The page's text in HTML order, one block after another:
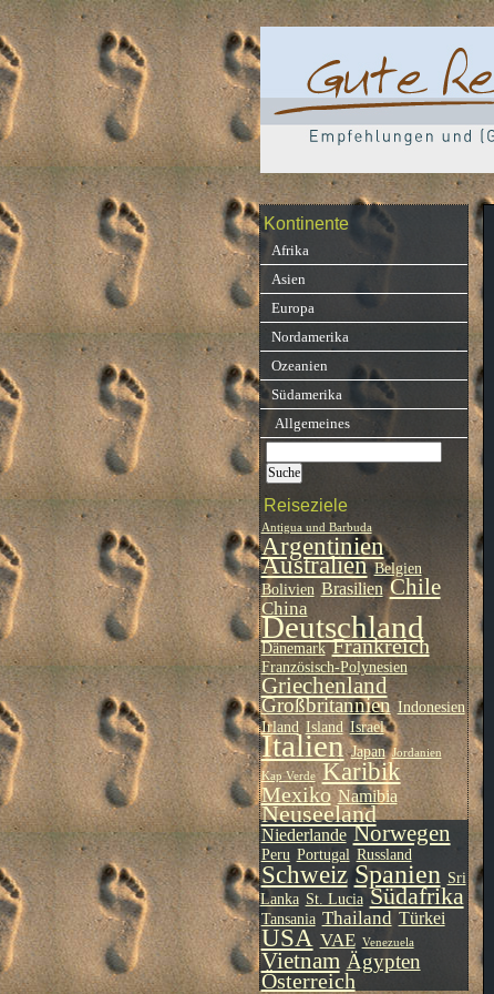
Kontinente
Afrika
Asien
Europa
Nordamerika
Ozeanien
Südamerika
Allgemeines
Reiseziele
Antigua und Barbuda
Argentinien
Australien Belgien
Bolivien Brasilien Chile
China
Deutschland
Dänemark Frankreich
Französisch-Polynesien
Griechenland
Großbritannien Indonesien
Irland Island Israel
Italien Japan Jordanien
Kap Verde Karibik
Mexiko Namibia
Neuseeland
Niederlande Norwegen
Peru Portugal Russland
Schweiz Spanien Sri
Lanka St. Lucia Südafrika
Tansania Thailand Türkei
USA VAE Venezuela
Vietnam Ägypten
Österreich